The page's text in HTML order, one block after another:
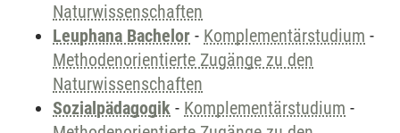
Naturwissenschaften
Leuphana Bachelor - Komplementärstudium -
Methodenorientierte Zugänge zu den
Naturwissenschaften
Sozialpädagogik - Komplementärstudium -